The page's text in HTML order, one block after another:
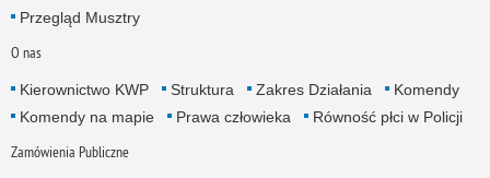
Przegląd Musztry
O nas
Kierownictwo KWP Struktura Zakres Działania
Komendy
Komendy na mapie
Prawa człowieka Równość płci w Policji
Zamówienia Publiczne